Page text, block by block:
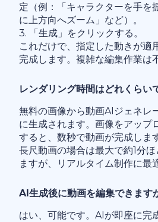
定（例：「キャラクターを手を
に上方向へズーム」など）。
3. 「生成」をクリックする。
これだけで、指定した動きが適
完成します。複雑な編集作業は
レンダリング時間はどれくらい
無料の画像から動画AIジェネレ
に生成されます。画像をアップ
すると、数秒で動画が完成しま
長尺動画の場合は最大で約1分
ますが、リアルタイム制作に最
AI生成後に動画を編集できます
はい、可能です。AIが即座に完